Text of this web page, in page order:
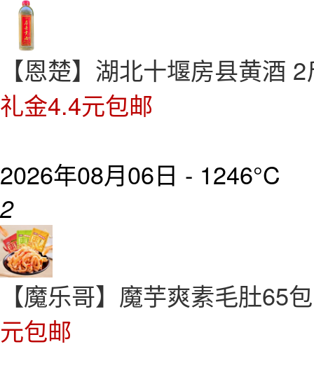
【恩楚】湖北十堰房县黄酒
礼金4.4元包邮
2026年08月06日 - 1246°C
2
【魔乐哥】魔芋爽素毛肚65
元包邮